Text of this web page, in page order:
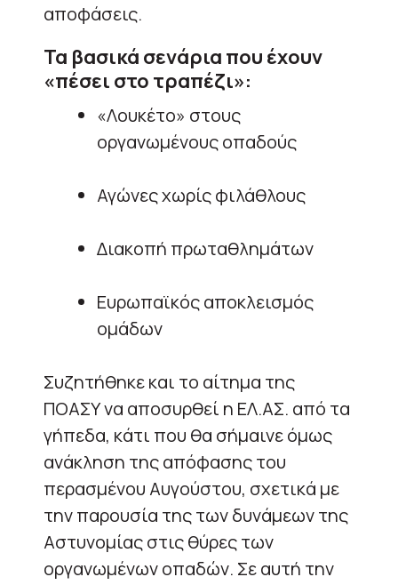
αποφάσεις.
Τα βασικά σενάρια που έχουν
«πέσει στο τραπέζι»:
«Λουκέτο» στους
οργανωμένους οπαδούς
Αγώνες χωρίς φιλάθλους
Διακοπή πρωταθλημάτων
Ευρωπαϊκός αποκλεισμός
ομάδων
Συζητήθηκε και το αίτημα της
ΠΟΑΣΥ να αποσυρθεί η ΕΛ.ΑΣ. από τα
γήπεδα, κάτι που θα σήμαινε όμως
ανάκληση της απόφασης του
περασμένου Αυγούστου, σχετικά με
την παρουσία της των δυνάμεων της
Αστυνομίας στις θύρες των
οργανωμένων οπαδών. Σε αυτή την